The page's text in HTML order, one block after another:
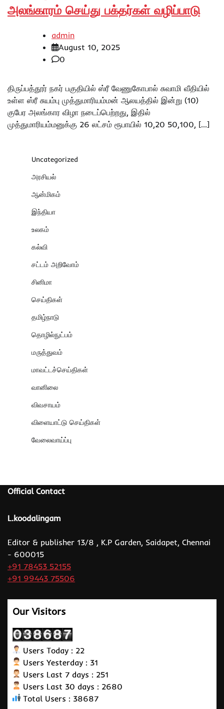
அலங்காரம் செய்து பக்தர்கள் வழிப்பாடு
admin
August 10, 2025
0
திருப்பத்தூர் நகர் பகுதியில் ஸ்ரீ வேணுகோபால் சுவாமி வீதியில்
உள்ள ஸ்ரீ சுயம்பு முத்துமாரியம்மன் ஆலயத்தில் இன்று (10)
குபேர அலங்கார விழா நடைப்பெற்றது, இதில்
முத்துமாரியம்மனுக்கு 26 லட்சம் ரூபாயில் 10,20 50,100, […]
Uncategorized
அரசியல்
ஆன்மிகம்
இந்தியா
உலகம்
கல்வி
சட்டம் அறிவோம்
சினிமா
செய்திகள்
தமிழ்நாடு
தொழில்நுட்பம்
மருத்துவம்
மாவட்டச்செய்திகள்
வானிலை
விவசாயம்
விளையாட்டு செய்திகள்
வேலைவாய்ப்பு
Official Contact
L.koodalingam
Editor & publisher 13/8 , K.P Garden, Saidapet, Chennai
- 600015
+91 78453 52155
+91 99443 75506
Our Visitors
Users Today : 22
Users Yesterday : 31
Users Last 7 days : 251
Users Last 30 days : 2680
Total Users : 38687